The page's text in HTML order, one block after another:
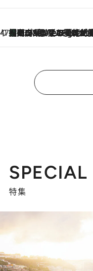
47都道府県の手みやげ ひんやりスイーツで夏を満喫
17 Minutes Ago
【岡山県】この夏絶対食べたい 冷やしておいしいおやつ3選 フルーツが主役のプリンやアイスが勢揃い
SPECIAL
特集